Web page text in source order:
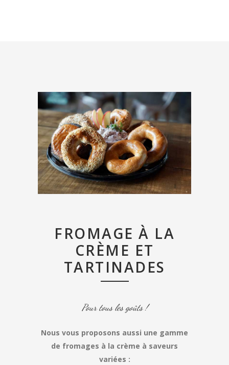
FROMAGE À LA
CRÈME ET
TARTINADES
Pour tous les goûts !
Nous vous proposons aussi une gamme
de fromages à la crème à saveurs
variées :